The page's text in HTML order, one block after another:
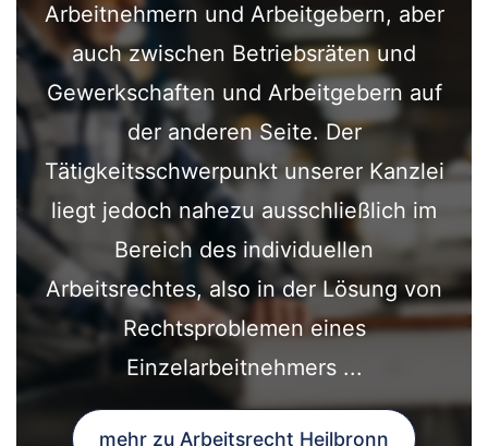
Arbeitnehmern und Arbeitgebern, aber
auch zwischen Betriebsräten und
Gewerkschaften und Arbeitgebern auf
der anderen Seite. Der
Tätigkeitsschwerpunkt unserer Kanzlei
liegt jedoch nahezu ausschließlich im
Bereich des individuellen
Arbeitsrechtes, also in der Lösung von
Rechtsproblemen eines
Einzelarbeitnehmers ...
mehr zu Arbeitsrecht Heilbronn